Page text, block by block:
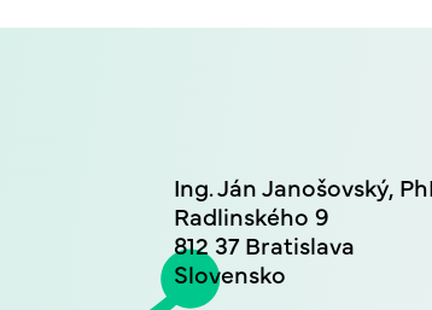
Ing. Ján Janošovský,
Radlinského 9
812 37 Bratislava
Slovensko